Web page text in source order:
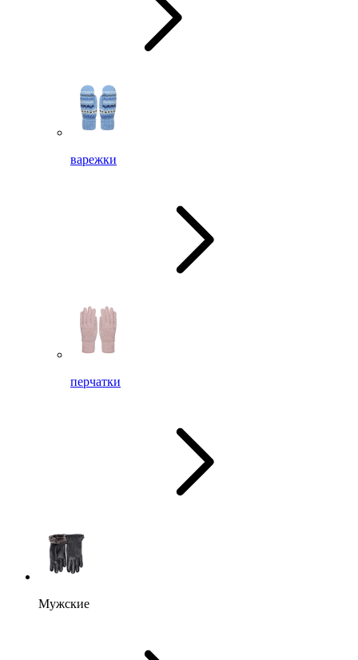
варежки
перчатки
Мужские